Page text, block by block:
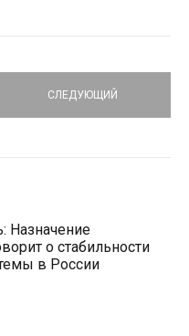
СЛЕДУЮЩИЙ
Назначение
о стабильности
в России